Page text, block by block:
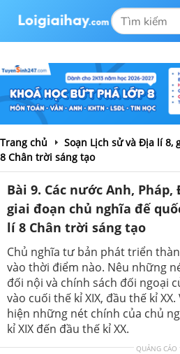
Trang chủ
Soạn Lịch sử và Địa lí 8,
8 Chân trời sáng tạo
Bài 9. Các nước Anh,
giai đoạn chủ nghĩa đế
lí 8 Chân trời sáng tạo
Chủ nghĩa tư bản phát triển
vào thời điểm nào. Nêu những
đối nội và chính sách đối ngoại
vào cuối thế kỉ XIX, đầu thế kỉ
hiện những nét chính của chủ
kỉ XIX đến đầu thế kỉ XX.
QUẢNG CÁO